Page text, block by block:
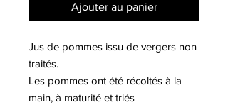
Ajouter au panier
Jus de pommes issu de vergers non
traités.
Les pommes ont été récoltés à la
main, à maturité et triés